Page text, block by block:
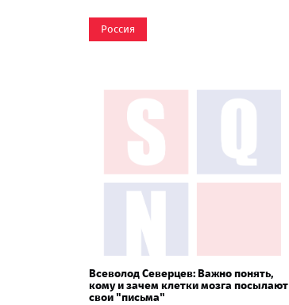
Россия
Всеволод Северцев: Важно понять,
кому и зачем клетки мозга посылают
свои "письма"